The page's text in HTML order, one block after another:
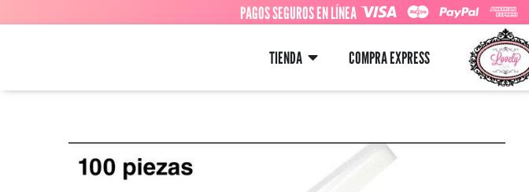
PAGOS SEGUROS EN LÍNEA
TIENDA COMPRA EXPRESS